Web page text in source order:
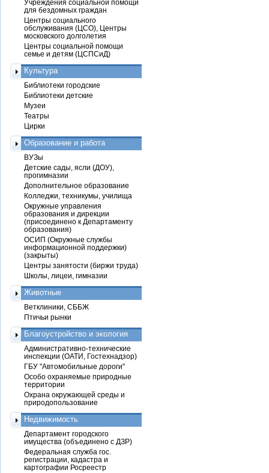
Учреждения социальной помощи
для бездомных граждан
Центры социального
обслуживания (ЦСО), Центры
московского долголетия
Центры социальной помощи
семье и детям (ЦСПСиД)
Культура
Библиотеки городские
Библиотеки детские
Музеи
Театры
Цирки
Образование и работа
ВУЗы
Детские сады, ясли (ДОУ),
прогимназии
Дополнительное образование
Колледжи, техникумы, училища
Окружные управления
образования и дирекции
(присоединено к Департаменту
образования)
ОСИП (Окружные службы
информационной поддержки)
(закрыты)
Центры занятости (биржи труда)
Школы, лицеи, гимназии
Животные
Ветклиники, СББЖ
Птичьи рынки
Благоустройство и экология
Административно-технические
инспекции (ОАТИ, Гостехнадзор)
ГБУ "Автомобильные дороги"
Особо охраняемые природные
территории
Охрана окружающей среды и
природопользование
Недвижимость
Департамент городского
имущества (объединено с ДЗР)
Федеральная служба гос.
регистрации, кадастра и
картографии Росреестр